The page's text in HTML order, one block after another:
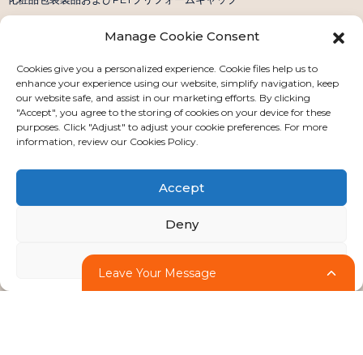
お問い合わせ
電話番号：+86 158 1869 2114
Eメール：info@ansixtech.com
住所：中国深圳市龍華区観瀾衛業城工業区F棟
Leave Your Message
Manage Cookie Consent
Cookies give you a personalized experience. Cookie files help us to
enhance your experience using our website, simplify navigation, keep
our website safe, and assist in our marketing efforts. By clicking
"Accept", you agree to the storing of cookies on your device for these
purposes. Click "Adjust" to adjust your cookie preferences. For more
information, review our Cookies Policy.
Accept
Deny